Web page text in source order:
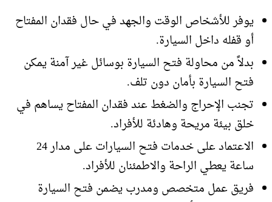
يوفر للأشخاص الوقت والجهد في حال فقدان المفتاح
أو قفله داخل السيارة.
بدلاً من محاولة فتح السيارة بوسائل غير آمنة يمكن
فتح السيارة بأمان دون تلف.
تجنب الإحراج والضغط عند فقدان المفتاح يساهم في
خلق بيئة مريحة وهادئة للأفراد.
الاعتماد على خدمات فتح السيارات على مدار 24
ساعة يعطي الراحة والاطمئنان للأفراد.
فريق عمل متخصص ومدرب يضمن فتح السيارة